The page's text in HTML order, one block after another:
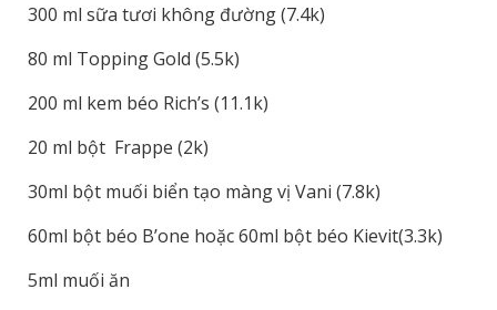
300 ml sữa tươi không đường (7.4k)
80 ml Topping Gold (5.5k)
200 ml kem béo Rich’s (11.1k)
20 ml bột Frappe (2k)
30ml bột muối biển tạo màng vị Vani (7.8k)
60ml bột béo B’one hoặc 60ml bột béo Kievit(3.3k)
5ml muối ăn